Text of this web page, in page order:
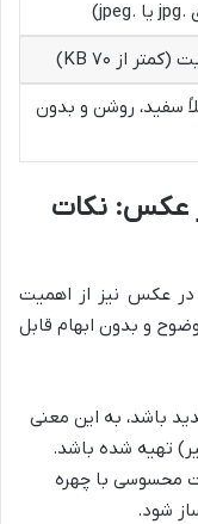
سفید، روشن و بدون
عکس: نکات
در عکس نیز از اهمیت
و بدون ابهام قابل
باشد، به این معنی
تهیه شده باشد.
محسوسی با چهره
شود.